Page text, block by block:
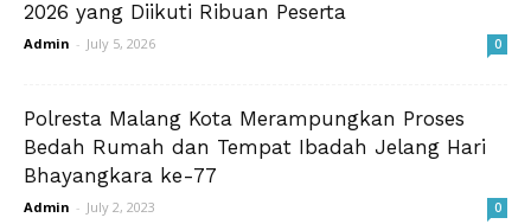
2026 yang Diikuti Ribuan Peserta
Admin - July 5, 2026 0
Polresta Malang Kota Merampungkan Proses
Bedah Rumah dan Tempat Ibadah Jelang Hari
Bhayangkara ke-77
Admin - July 2, 2023 0